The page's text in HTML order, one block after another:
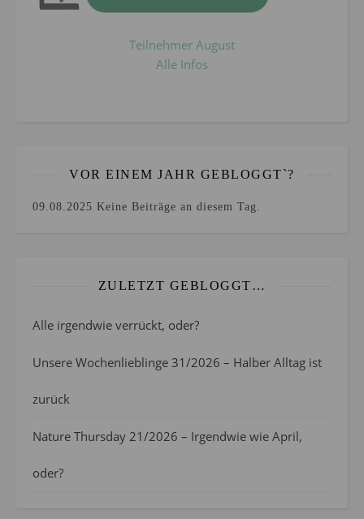
Teilnehmer August
Alle Infos
VOR EINEM JAHR GEBLOGGT`?
09.08.2025 Keine Beiträge an diesem Tag.
ZULETZT GEBLOGGT…
Alle irgendwie verrückt, oder?
Unsere Wochenlieblinge 31/2026 – Halber Alltag ist
zurück
Nature Thursday 21/2026 – Irgendwie wie April,
oder?